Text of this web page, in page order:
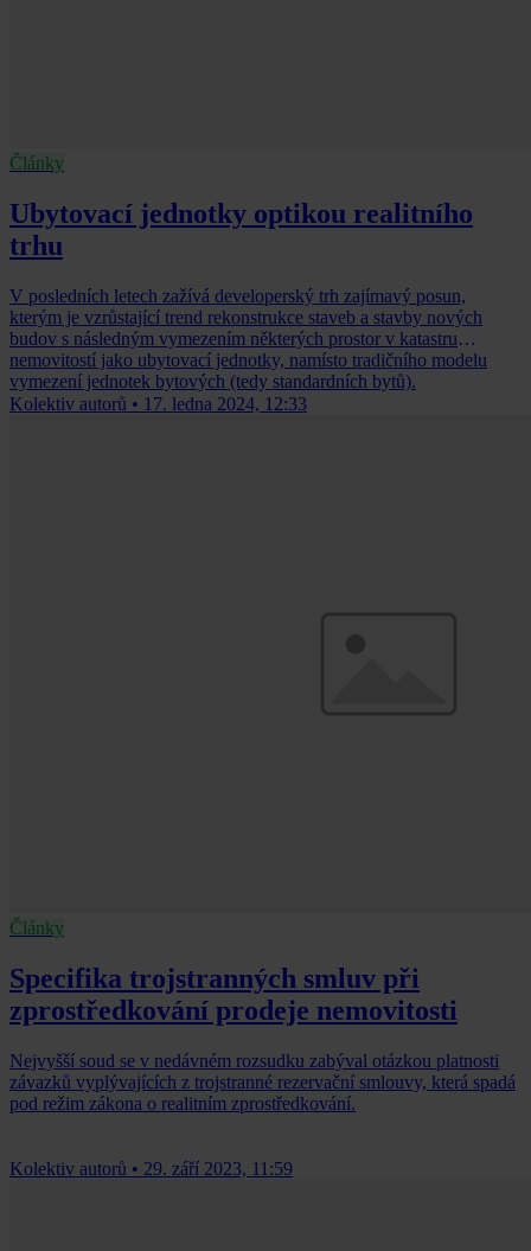
Články
Ubytovací jednotky optikou realitního
trhu
V posledních letech zažívá developerský trh zajímavý posun,
kterým je vzrůstající trend rekonstrukce staveb a stavby nových
budov s následným vymezením některých prostor v katastru
nemovitostí jako ubytovací jednotky, namísto tradičního modelu
vymezení jednotek bytových (tedy standardních bytů).
Kolektiv autorů • 17. ledna 2024, 12:33
Články
Specifika trojstranných smluv při
zprostředkování prodeje nemovitosti
Nejvyšší soud se v nedávném rozsudku zabýval otázkou platnosti
závazků vyplývajících z trojstranné rezervační smlouvy, která spadá
pod režim zákona o realitním zprostředkování.
Kolektiv autorů • 29. září 2023, 11:59